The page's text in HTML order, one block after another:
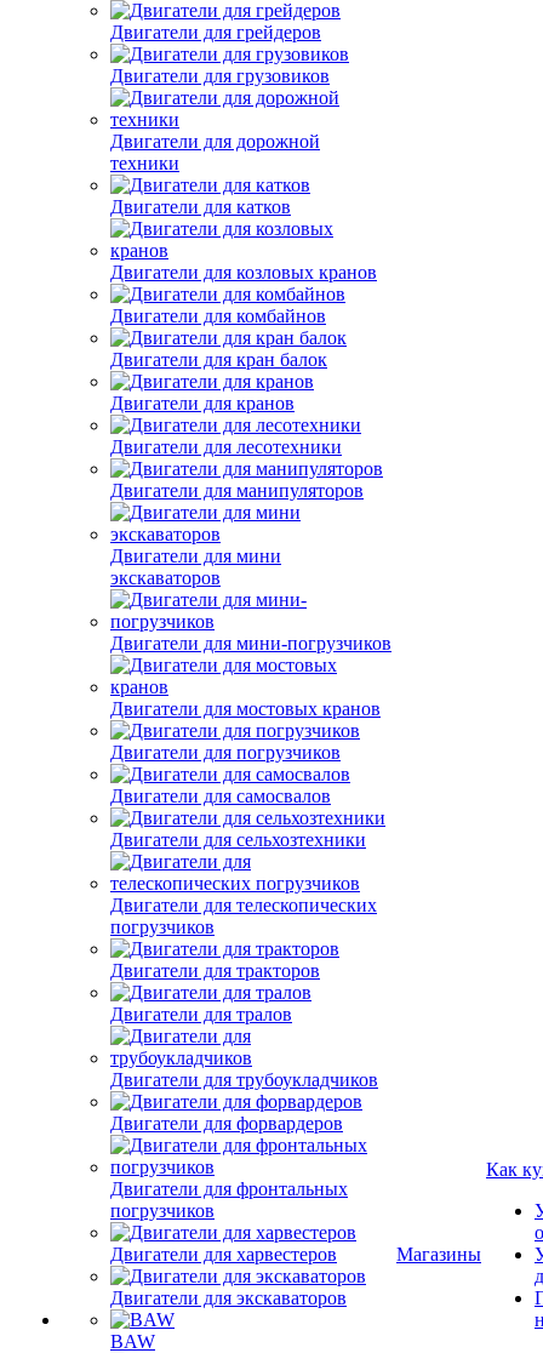
Двигатели для грейдеров
Двигатели для грузовиков
Двигатели для дорожной
техники
Двигатели для катков
Двигатели для козловых кранов
Двигатели для комбайнов
Двигатели для кран балок
Двигатели для кранов
Двигатели для лесотехники
Двигатели для манипуляторов
Двигатели для мини
экскаваторов
Двигатели для мини-погрузчиков
Двигатели для мостовых кранов
Двигатели для погрузчиков
Двигатели для самосвалов
Двигатели для сельхозтехники
Двигатели для телескопических
погрузчиков
Двигатели для тракторов
Двигатели для тралов
Двигатели для трубоукладчиков
Двигатели для форвардеров
Двигатели для фронтальных
погрузчиков
Двигатели для харвестеров
Двигатели для экскаваторов
BAW
Магазины
Как